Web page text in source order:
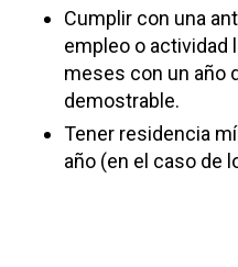
Cumplir con una
empleo o actividad
meses con un año
demostrable.
Tener residencia
año (en el caso de